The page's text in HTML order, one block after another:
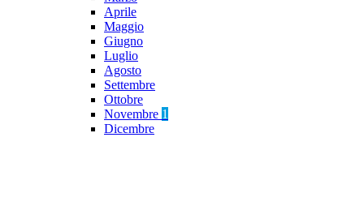
Aprile
Maggio
Giugno
Luglio
Agosto
Settembre
Ottobre
Novembre 1
Dicembre